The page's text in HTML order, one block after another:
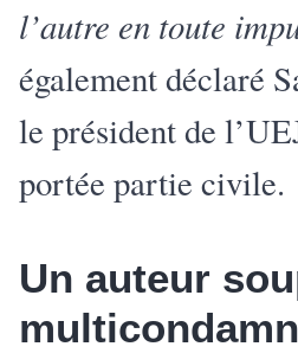
l’autre en toute
également déclaré
le président de
portée partie civile.
Un auteur